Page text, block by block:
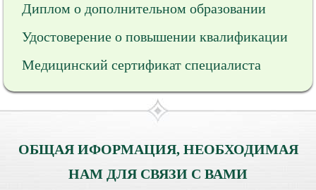
Диплом о дополнительном образовании
Удостоверение о повышении квалификации
Медицинский сертификат специалиста
ОБЩАЯ ИФОРМАЦИЯ, НЕОБХОДИМАЯ
НАМ ДЛЯ СВЯЗИ С ВАМИ